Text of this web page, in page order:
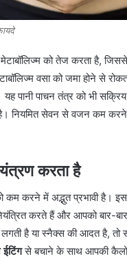
को तेज करता है,
वसा को जमा होने से
यह पानी पाचन तंत्र को भी
नियमित सेवन से वजन कम
करता है
कम करने में अद्भुत प्रभावी है।
करते हैं और आपको बार-
है या स्नैक्स की आदत है, तो
ईटिंगसे बचाने के साथ आपकी